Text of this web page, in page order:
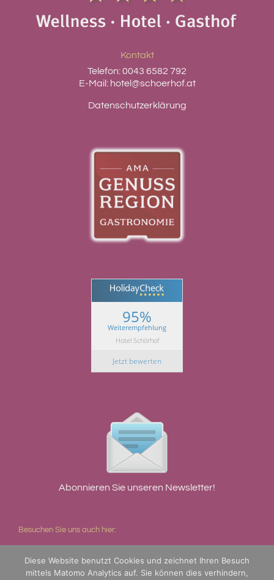
Kontakt
Telefon:0043 6582 792
E-Mail: hotel@schoerhof.at
Datenschutzerklärung
95%
Weiterempfehlung
Hotel Schörhof
Jetzt bewerten
Abonnieren Sie unseren Newsletter!
Besuchen Sie uns auch hier:
Diese Website benutzt Cookies und zeichnet Ihren Besuch
mittels Matomo Analytics auf. Sie können dies verhindern,